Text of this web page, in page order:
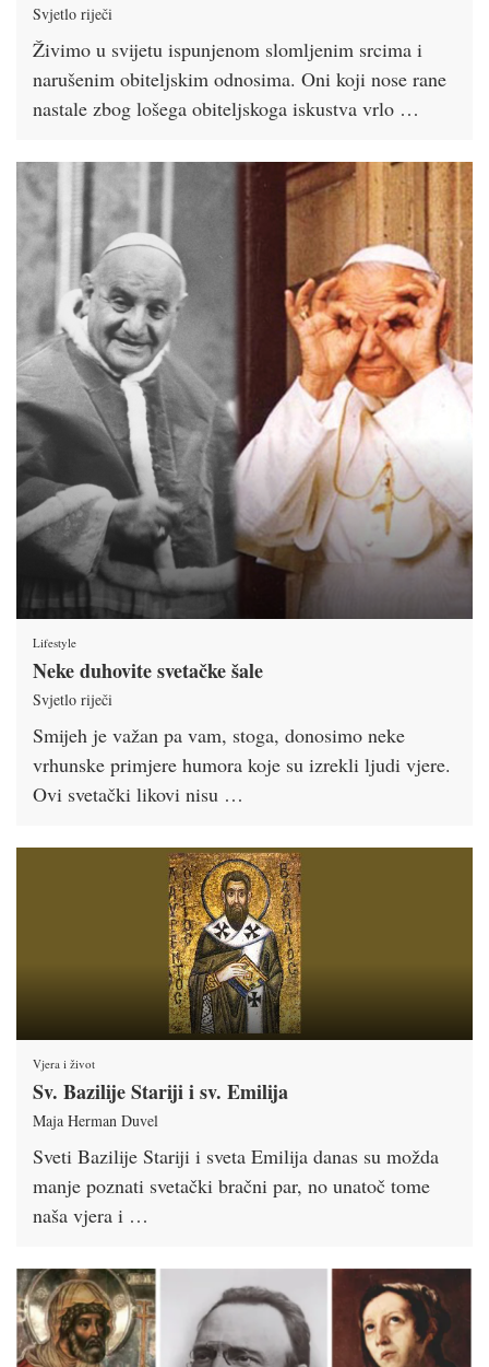
Svjetlo riječi
Živimo u svijetu ispunjenom slomljenim srcima i
narušenim obiteljskim odnosima. Oni koji nose rane
nastale zbog lošega obiteljskoga iskustva vrlo …
Lifestyle
Neke duhovite svetačke šale
Svjetlo riječi
Smijeh je važan pa vam, stoga, donosimo neke
vrhunske primjere humora koje su izrekli ljudi vjere.
Ovi svetački likovi nisu …
Vjera i život
Sv. Bazilije Stariji i sv. Emilija
Maja Herman Duvel
Sveti Bazilije Stariji i sveta Emilija danas su možda
manje poznati svetački bračni par, no unatoč tome
naša vjera i …